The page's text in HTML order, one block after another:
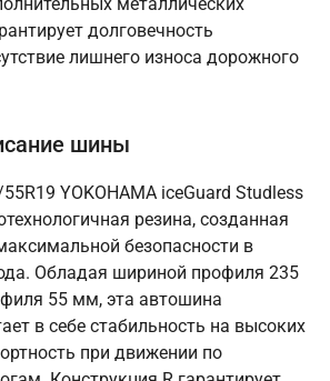
долговечность
лишнего износа дорожного
шины
YOKOHAMA iceGuard Studless
резина, созданная
безопасности в
Обладая шириной профиля 235
55 мм, эта автошина
в себе стабильность на высоких
при движении по